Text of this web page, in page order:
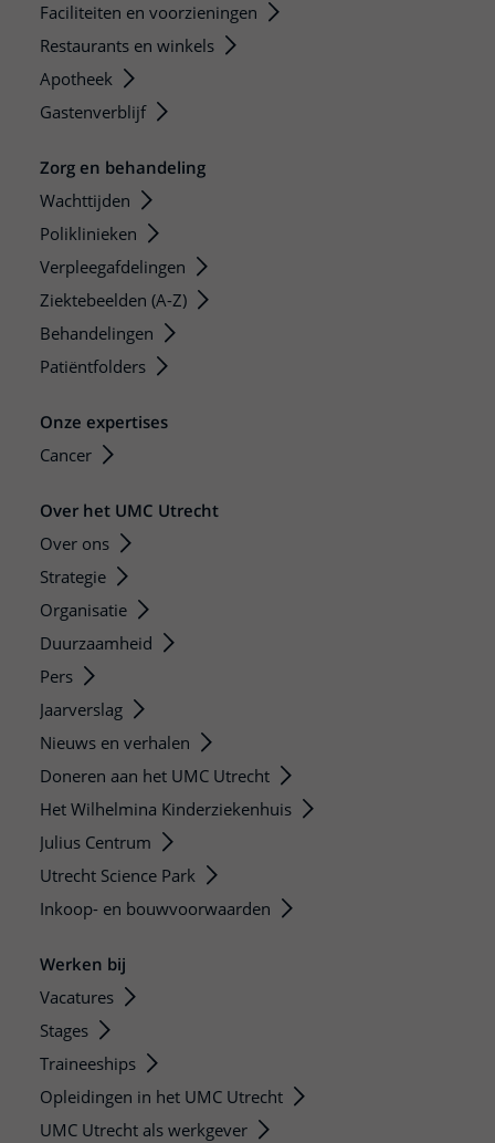
Faciliteiten en voorzieningen
Restaurants en winkels
Apotheek
Gastenverblijf
Zorg en behandeling
Wachttijden
Poliklinieken
Verpleegafdelingen
Ziektebeelden (A-Z)
Behandelingen
Patiëntfolders
Onze expertises
Cancer
Over het UMC Utrecht
Over ons
Strategie
Organisatie
Duurzaamheid
Pers
Jaarverslag
Nieuws en verhalen
Doneren aan het UMC Utrecht
Het Wilhelmina Kinderziekenhuis
Julius Centrum
Utrecht Science Park
Inkoop- en bouwvoorwaarden
Werken bij
Vacatures
Stages
Traineeships
Opleidingen in het UMC Utrecht
UMC Utrecht als werkgever